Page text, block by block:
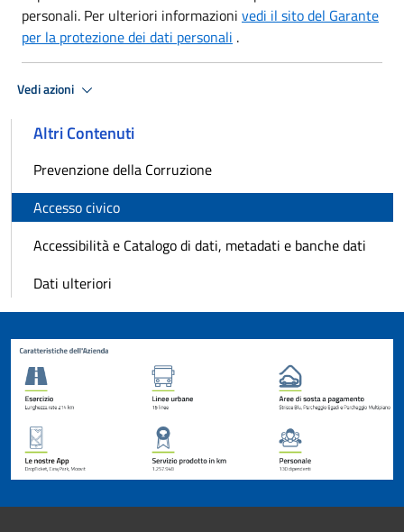
personali. Per ulteriori informazioni vedi il sito del Garante
per la protezione dei dati personali .
Vedi azioni
Altri Contenuti
Prevenzione della Corruzione
Accesso civico
Accessibilità e Catalogo di dati, metadati e banche dati
Dati ulteriori